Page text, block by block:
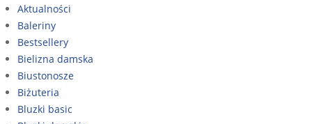
Aktualności
Baleriny
Bestsellery
Bielizna damska
Biustonosze
Biżuteria
Bluzki basic